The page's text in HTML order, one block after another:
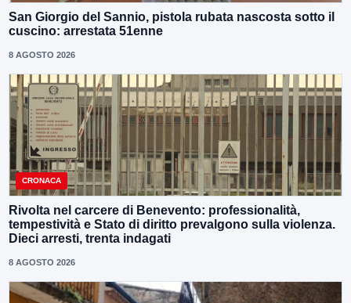
San Giorgio del Sannio, pistola rubata nascosta sotto il
cuscino: arrestata 51enne
8 AGOSTO 2026
CRONACA
Rivolta nel carcere di Benevento: professionalità,
tempestività e Stato di diritto prevalgono sulla violenza.
Dieci arresti, trenta indagati
8 AGOSTO 2026